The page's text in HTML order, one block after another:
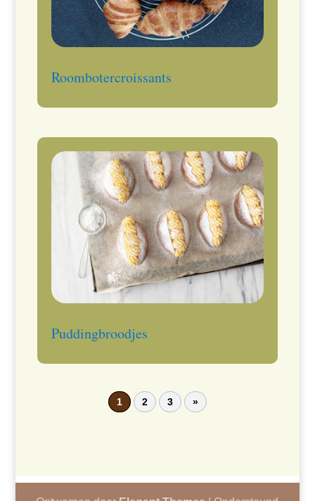
Roombotercroissants
Puddingbroodjes
1 2 3 »